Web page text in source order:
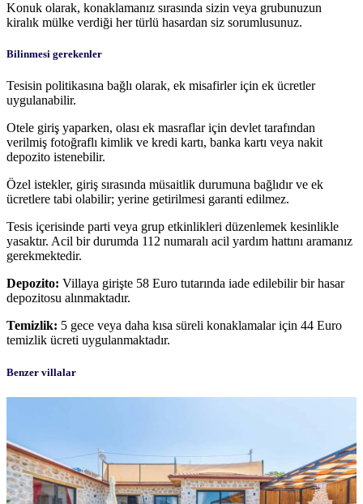
Konuk olarak, konaklamanız sırasında sizin veya grubunuzun
kiralık mülke verdiği her türlü hasardan siz sorumlusunuz.
Bilinmesi gerekenler
Tesisin politikasına bağlı olarak, ek misafirler için ek ücretler
uygulanabilir.
Otele giriş yaparken, olası ek masraflar için devlet tarafından
verilmiş fotoğraflı kimlik ve kredi kartı, banka kartı veya nakit
depozito istenebilir.
Özel istekler, giriş sırasında müsaitlik durumuna bağlıdır ve ek
ücretlere tabi olabilir; yerine getirilmesi garanti edilmez.
Tesis içerisinde parti veya grup etkinlikleri düzenlemek kesinlikle
yasaktır. Acil bir durumda 112 numaralı acil yardım hattını aramanız
gerekmektedir.
Depozito: Villaya girişte 58 Euro tutarında iade edilebilir bir hasar
depozitosu alınmaktadır.
Temizlik: 5 gece veya daha kısa süreli konaklamalar için 44 Euro
temizlik ücreti uygulanmaktadır.
Benzer villalar